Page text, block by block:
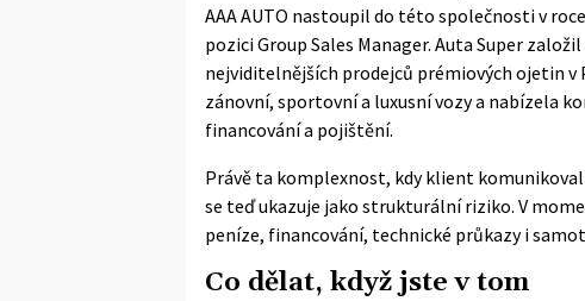
AAA AUTO nastoupil do této společnosti v
pozici Group Sales Manager. Auta Super
nejviditelnějších prodejců prémiových ojetin v
zánovní, sportovní a luxusní vozy a nabízela
financování a pojištění.
Právě ta komplexnost, kdy klient
se teď ukazuje jako strukturální riziko. V
peníze, financování, technické průkazy i
Co dělat, když jste v tom